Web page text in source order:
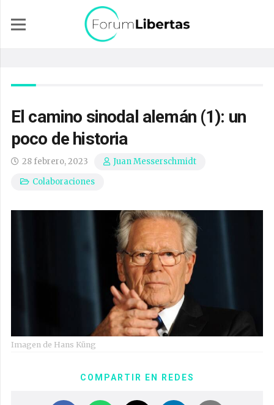
El camino sinodal alemán (1): un
poco de historia
28 febrero, 2023
Juan Messerschmidt
Colaboraciones
Imagen de Hans Küng
COMPARTIR EN REDES